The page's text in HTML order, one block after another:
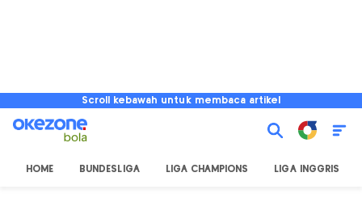
Scroll kebawah untuk membaca artikel
HOME BUNDESLIGA LIGA CHAMPIONS LIGA INGGRIS